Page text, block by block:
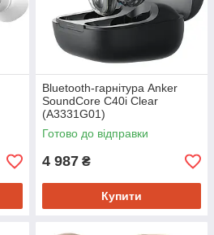
Bluetooth-гарнітура Anker
SoundCore C40i Clear
(A3331G01)
Готово до відправки
4 987 ₴
Купити